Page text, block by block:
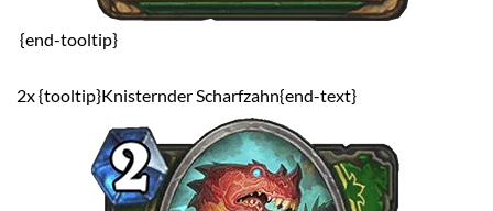
{end-tooltip}
2x {tooltip}Knisternder Scharfzahn{end-text}